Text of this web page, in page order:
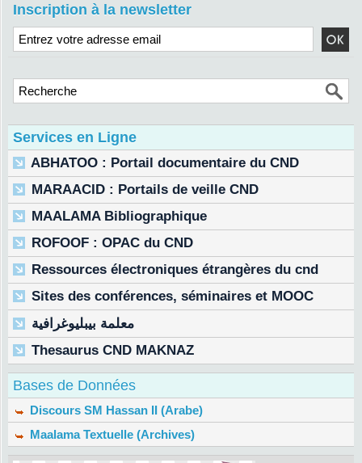
Inscription à la newsletter
Services en Ligne
ABHATOO : Portail documentaire du CND
MARAACID : Portails de veille CND
MAALAMA Bibliographique
ROFOOF : OPAC du CND
Ressources électroniques étrangères du cnd
Sites des conférences, séminaires et MOOC
معلمة بيبليوغرافية
Thesaurus CND MAKNAZ
Bases de Données
Discours SM Hassan II (Arabe)
Maalama Textuelle (Archives)